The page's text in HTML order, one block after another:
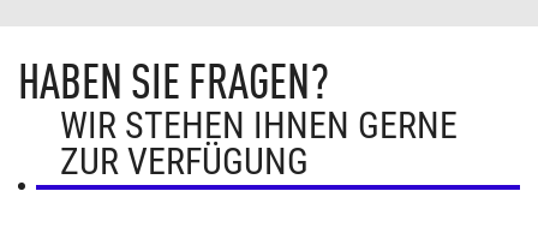
HABEN SIE FRAGEN?
WIR STEHEN IHNEN GERNE
ZUR VERFÜGUNG